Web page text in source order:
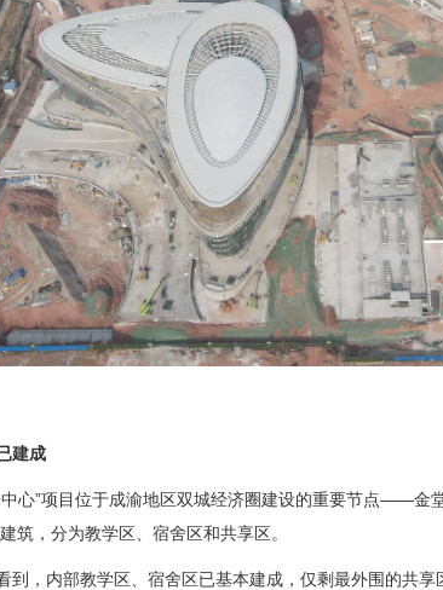
建成
心”项目位于成渝地区双城经济圈建设的重要节点——金
筑，分为教学区、宿舍区和共享区。
到，内部教学区、宿舍区已基本建成，仅剩最外围的共